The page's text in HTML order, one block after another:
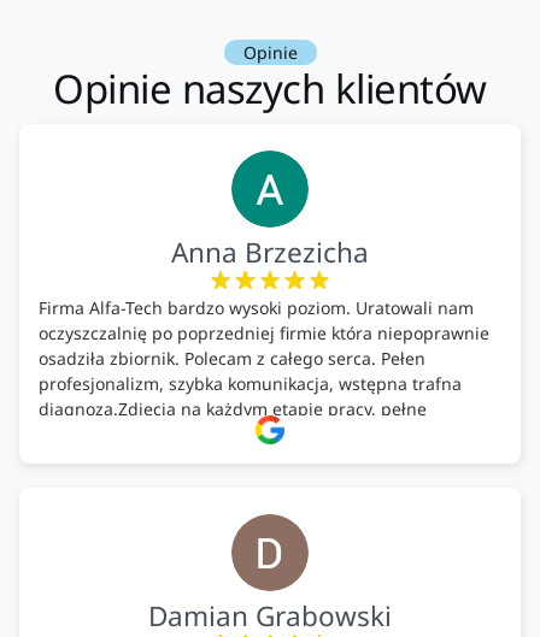
Opinie
Opinie naszych klientów
Anna Brzezicha
Firma Alfa-Tech bardzo wysoki poziom. Uratowali nam
oczyszczalnię po poprzedniej firmie która niepoprawnie
osadziła zbiornik. Polecam z całego serca. Pełen
profesjonalizm, szybka komunikacja, wstępna trafna
diagnoza.Zdjęcia na każdym etapie pracy, pełne
doradztwo.Dobrze wyszkoleni i znający się na rzeczy.
Podsumowując ekipa na wysokim poziomie, rzetelna.
Damian Grabowski